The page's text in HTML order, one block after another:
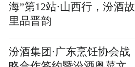
海”第12站·山西行，汾酒故
里品晋韵
汾酒集团·广东烹饪协会战